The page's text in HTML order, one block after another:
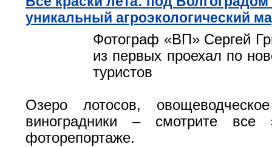
уникальный агроэкологический
Фотограф «ВП» Сергей
из первых проехал по
туристов
Озеро лотосов,
виноградники – смотрите
фоторепортаже.